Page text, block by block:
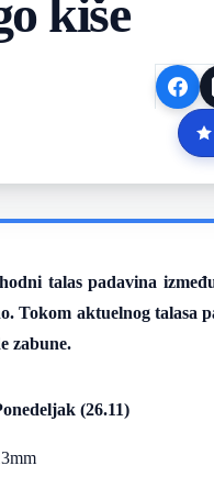
kiše
talas padavina
Tokom aktuelnog talasa
zabune.
(26.11)